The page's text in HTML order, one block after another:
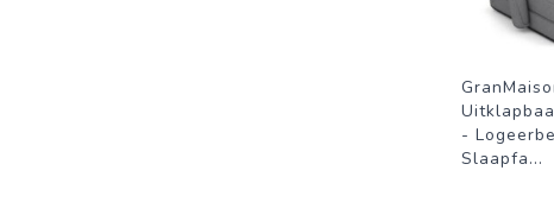
-
Slaapfa...